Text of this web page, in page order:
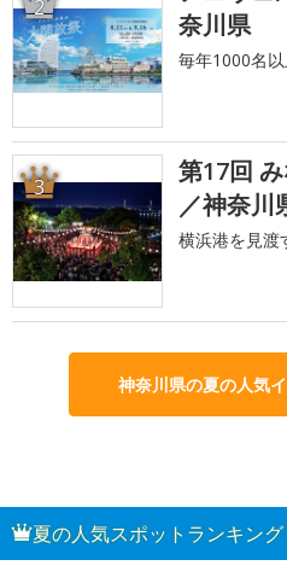
2
奈川県
毎年1000名
3
第17回
／神奈川
横浜港を見渡
神奈川県の夏の人気
夏の人気スポットランキング